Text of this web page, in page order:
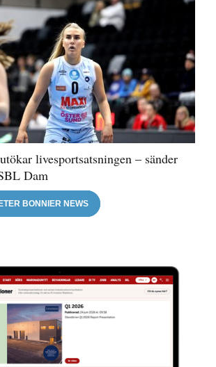
livesportsatsningen – sänder
Dam
BONNIER NEWS